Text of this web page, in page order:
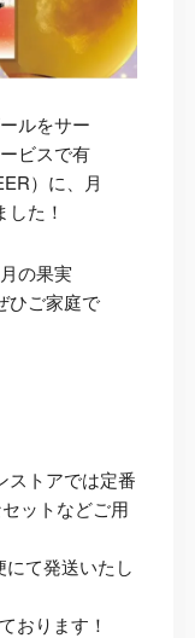
ルをサー
ビスで有
）に、月
た！
の果実
ひご家庭で
ストアでは定番
ットなどご用
て発送いたし
おります！